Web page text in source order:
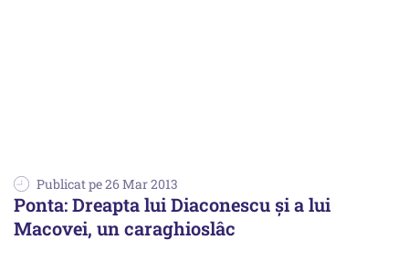
Publicat pe 26 Mar 2013
Ponta: Dreapta lui Diaconescu și a lui
Macovei, un caraghioslâc